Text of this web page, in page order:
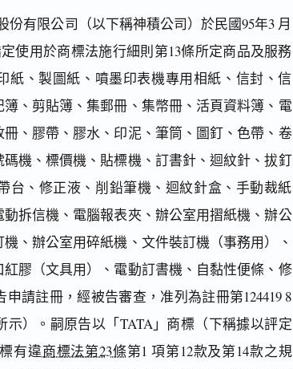
有限公司（以下稱神積公司）於民國95年3 月
使用於商標法施行細則第13條所定商品及服務
紙、製圖紙、噴墨印表機專用相紙、信封、信
、剪貼簿、集郵冊、集幣冊、活頁資料簿、電
、膠帶、膠水、印泥、筆筒、圖釘、色帶、卷
機、標價機、貼標機、訂書針、迴紋針、拔釘
台、修正液、削鉛筆機、迴紋針盒、手動裁紙
拆信機、電腦報表夾、辦公室用摺紙機、辦公
、辦公室用碎紙機、文件裝訂機（事務用）、
膠（文具用）、電動訂書機、自黏性便條、修
請註冊，經被告審查，准列為註冊第124419 8
）。嗣原告以「TATA」商標（下稱據以評定
有違商標法第23條第1 項第12款及第14款之規